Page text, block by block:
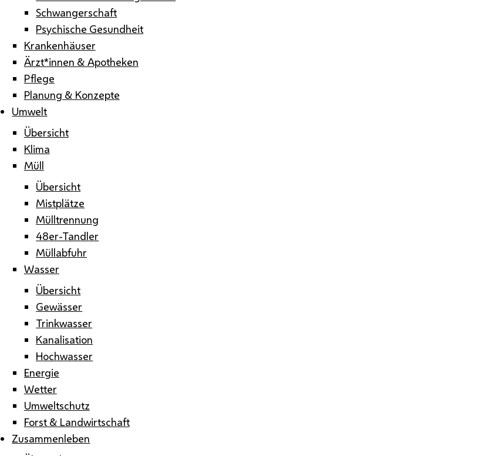
Schwangerschaft
Psychische Gesundheit
Krankenhäuser
Ärzt*innen & Apotheken
Pflege
Planung & Konzepte
Umwelt
Übersicht
Klima
Müll
Übersicht
Mistplätze
Mülltrennung
48er-Tandler
Müllabfuhr
Wasser
Übersicht
Gewässer
Trinkwasser
Kanalisation
Hochwasser
Energie
Wetter
Umweltschutz
Forst & Landwirtschaft
Zusammenleben